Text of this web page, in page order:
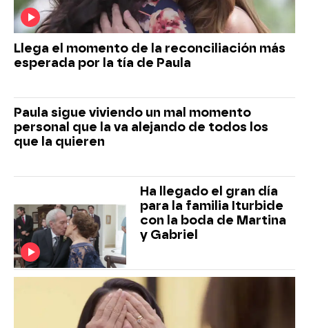
Llega el momento de la reconciliación más
esperada por la tía de Paula
Paula sigue viviendo un mal momento
personal que la va alejando de todos los
que la quieren
Ha llegado el gran día
para la familia Iturbide
con la boda de Martina
y Gabriel